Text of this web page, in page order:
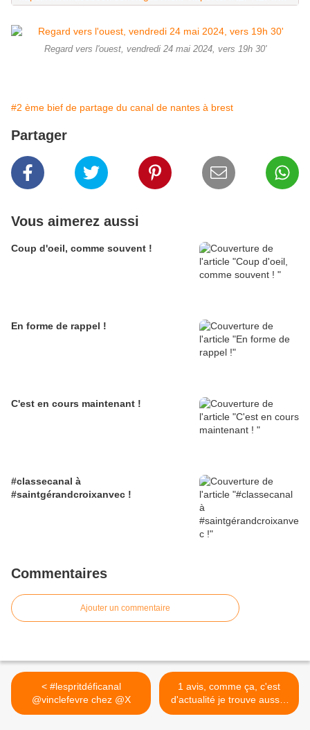
Regard vers l'ouest, vendredi 24 mai 2024, vers 19h 30'
#2 ème bief de partage du canal de nantes à brest
Partager
Vous aimerez aussi
Coup d'oeil, comme souvent !
En forme de rappel !
C'est en cours maintenant !
#classecanal à
#saintgérandcroixanvec !
Commentaires
Ajouter un commentaire
< #lespritdéficanal
@vinclefevre chez @X
1 avis, comme ça, c'est
d'actualité je trouve aussi !
>